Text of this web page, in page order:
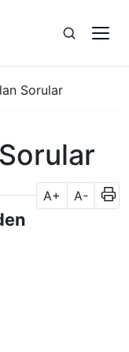
Sorular
A+ A-